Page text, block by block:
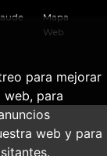
para mejorar
web, para
web y para
Mapa
Web